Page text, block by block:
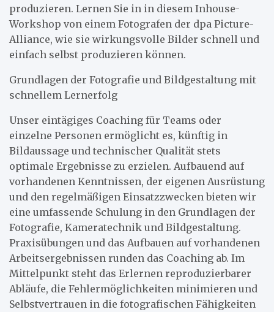
produzieren. Lernen Sie in in diesem Inhouse-
Workshop von einem Fotografen der dpa Picture-
Alliance, wie sie wirkungsvolle Bilder schnell und
einfach selbst produzieren können.
Grundlagen der Fotografie und Bildgestaltung mit
schnellem Lernerfolg
Unser eintägiges Coaching für Teams oder
einzelne Personen ermöglicht es, künftig in
Bildaussage und technischer Qualität stets
optimale Ergebnisse zu erzielen. Aufbauend auf
vorhandenen Kenntnissen, der eigenen Ausrüstung
und den regelmäßigen Einsatzzwecken bieten wir
eine umfassende Schulung in den Grundlagen der
Fotografie, Kameratechnik und Bildgestaltung.
Praxisübungen und das Aufbauen auf vorhandenen
Arbeitsergebnissen runden das Coaching ab. Im
Mittelpunkt steht das Erlernen reproduzierbarer
Abläufe, die Fehlermöglichkeiten minimieren und
Selbstvertrauen in die fotografischen Fähigkeiten